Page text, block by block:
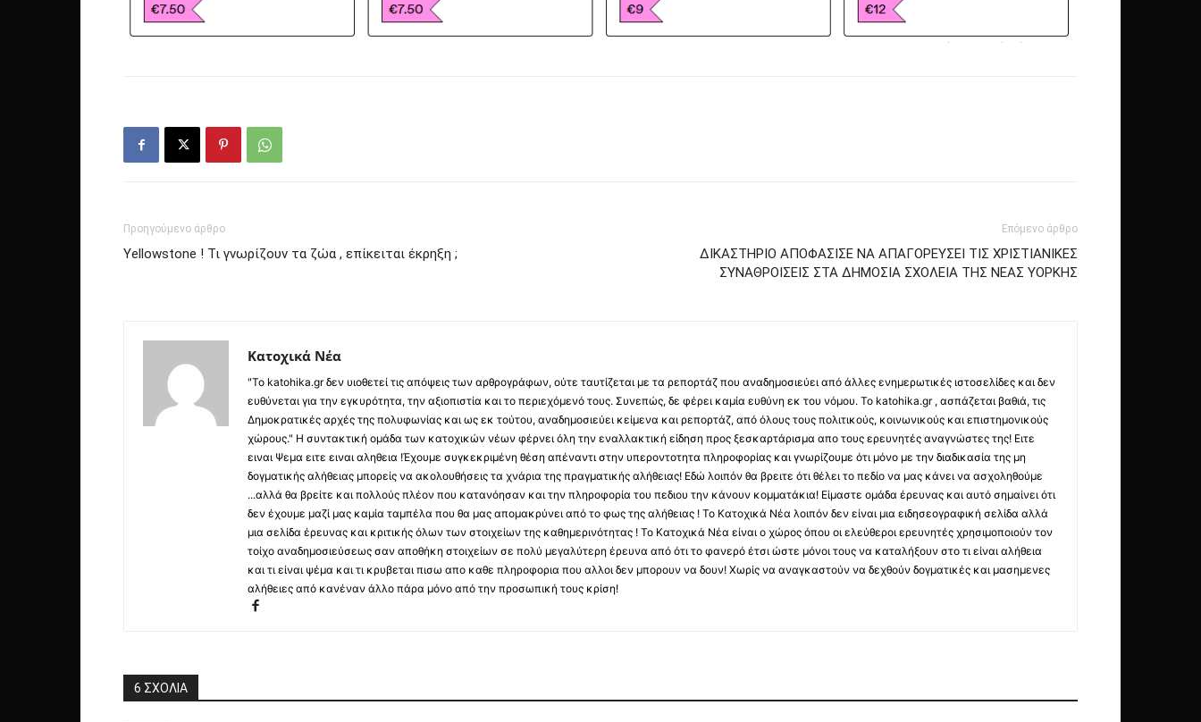
Προηγούμενο άρθρο
Yellowstone ! Τι γνωρίζουν τα ζώα , επίκειται έκρηξη ;
Επόμενο άρθρο
ΔΙΚΑΣΤΗΡΙΟ ΑΠΟΦΑΣΙΣΕ ΝΑ ΑΠΑΓΟΡΕΥΣΕΙ ΤΙΣ ΧΡΙΣΤΙΑΝΙΚΕΣ
ΣΥΝΑΘΡΟΙΣΕΙΣ ΣΤΑ ΔΗΜΟΣΙΑ ΣΧΟΛΕΙΑ ΤΗΣ ΝΕΑΣ ΥΟΡΚΗΣ
Κατοχικά Νέα
"Το katohika.gr δεν υιοθετεί τις απόψεις των αρθρογράφων, ούτε ταυτίζεται με τα ρεπορτάζ που αναδημοσιεύει από άλλες ενημερωτικές ιστοσελίδες και δεν
ευθύνεται για την εγκυρότητα, την αξιοπιστία και το περιεχόμενό τους. Συνεπώς, δε φέρει καμία ευθύνη εκ του νόμου. Το katohika.gr , ασπάζεται βαθιά, τις
Δημοκρατικές αρχές της πολυφωνίας και ως εκ τούτου, αναδημοσιεύει κείμενα και ρεπορτάζ, από όλους τους πολιτικούς, κοινωνικούς και επιστημονικούς
χώρους." Η συντακτική ομάδα των κατοχικών νέων φέρνει όλη την εναλλακτική είδηση προς ξεσκαρτάρισμα απο τους ερευνητές αναγνώστες της! Ειτε
ειναι Ψεμα ειτε ειναι αληθεια !Έχουμε συγκεκριμένη θέση απέναντι στην υπεροντοτητα πληροφορίας και γνωρίζουμε ότι μόνο με την διαδικασία της μη
δογματικής αλήθειας μπορείς να ακολουθήσεις τα χνάρια της πραγματικής αλήθειας! Εδώ λοιπόν θα βρειτε ότι θέλει το πεδίο να μας κάνει να ασχοληθούμε
...αλλά θα βρείτε και πολλούς πλέον που κατανόησαν και την πληροφορία του πεδιου την κάνουν κομματάκια! Είμαστε ομάδα έρευνας και αυτό σημαίνει ότι
δεν έχουμε μαζί μας καμία ταμπέλα που θα μας απομακρύνει από το φως της αλήθειας ! Το Κατοχικά Νέα λοιπόν δεν είναι μια ειδησεογραφική σελίδα αλλά
μια σελίδα έρευνας και κριτικής όλων των στοιχείων της καθημερινότητας ! Το Κατοχικά Νέα είναι ο χώρος όπου οι ελεύθεροι ερευνητές χρησιμοποιούν τον
τοίχο αναδημοσιεύσεως σαν αποθήκη στοιχείων σε πολύ μεγαλύτερη έρευνα από ότι το φανερό έτσι ώστε μόνοι τους να καταλήξουν στο τι είναι αλήθεια
και τι είναι ψέμα και τι κρυβεται πισω απο καθε πληροφορια που αλλοι δεν μπορουν να δουν! Χωρίς να αναγκαστούν να δεχθούν δογματικές και μασημενες
αλήθειες από κανέναν άλλο πάρα μόνο από την προσωπική τους κρίση!
6 ΣΧΟΛΙΑ